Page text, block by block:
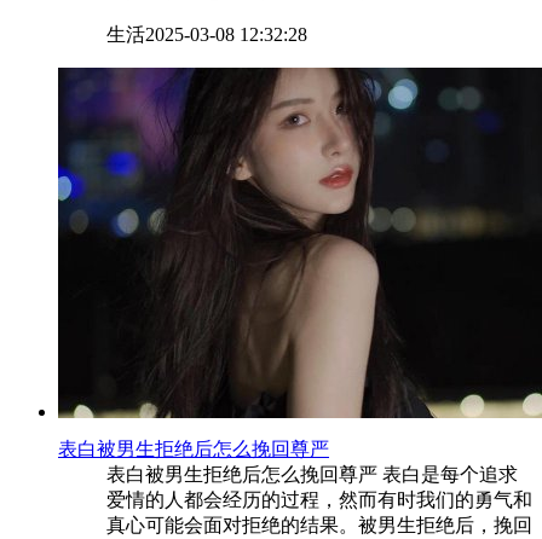
生活2025-03-08 12:32:28
​表白被男生拒绝后怎么挽回尊严
表白被男生拒绝后怎么挽回尊严 表白是每个追求
爱情的人都会经历的过程，然而有时我们的勇气和
真心可能会面对拒绝的结果。被男生拒绝后，挽回